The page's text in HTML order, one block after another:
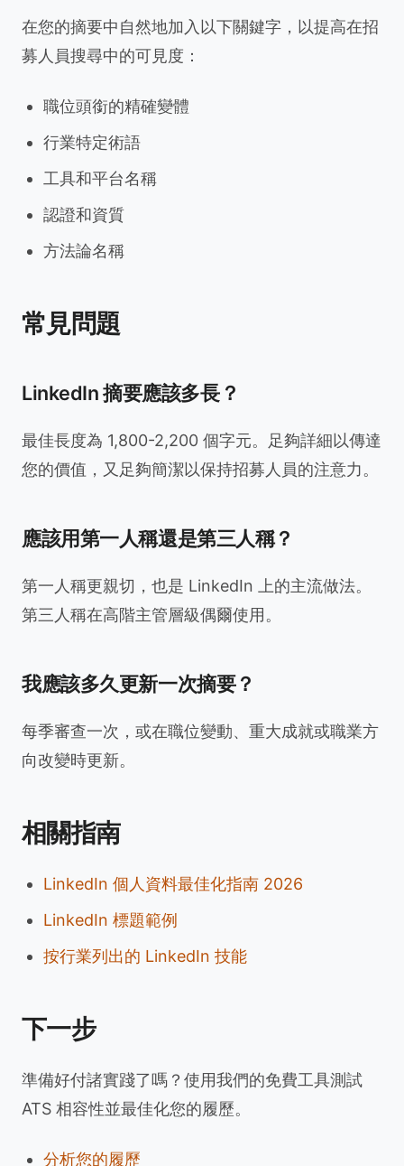
在您的摘要中自然地加入以下關鍵字，以提高在招
募人員搜尋中的可見度：
職位頭銜的精確變體
行業特定術語
工具和平台名稱
認證和資質
方法論名稱
常見問題
LinkedIn 摘要應該多長？
最佳長度為 1,800-2,200 個字元。足夠詳細以傳達
您的價值，又足夠簡潔以保持招募人員的注意力。
應該用第一人稱還是第三人稱？
第一人稱更親切，也是 LinkedIn 上的主流做法。
第三人稱在高階主管層級偶爾使用。
我應該多久更新一次摘要？
每季審查一次，或在職位變動、重大成就或職業方
向改變時更新。
相關指南
LinkedIn 個人資料最佳化指南 2026
LinkedIn 標題範例
按行業列出的 LinkedIn 技能
下一步
準備好付諸實踐了嗎？使用我們的免費工具測試
ATS 相容性並最佳化您的履歷。
分析您的履歷